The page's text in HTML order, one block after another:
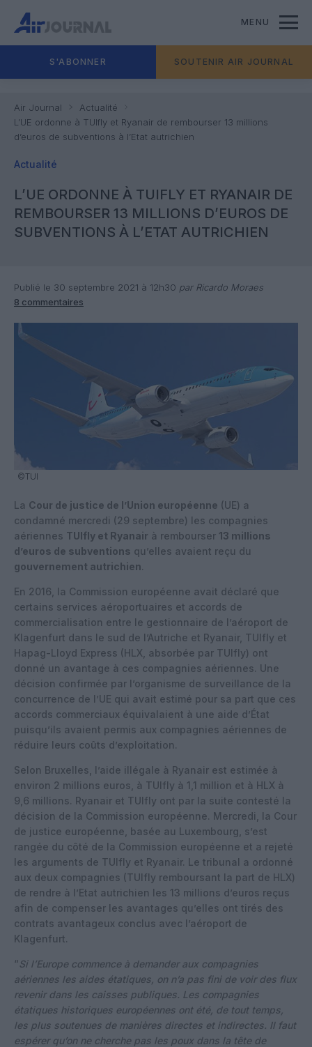
MENU
S'ABONNER SOUTENIR AIR JOURNAL
Air Journal
Actualité
L’UE ordonne à TUIfly et Ryanair de rembourser 13 millions
d’euros de subventions à l’Etat autrichien
Actualité
L’UE ORDONNE À TUIFLY ET RYANAIR DE
REMBOURSER 13 MILLIONS D’EUROS DE
SUBVENTIONS À L’ETAT AUTRICHIEN
Publié le 30 septembre 2021 à 12h30 par Ricardo Moraes
8 commentaires
©TUI
La Cour de justice de l’Union européenne (UE) a
condamné mercredi (29 septembre) les compagnies
aériennes TUIfly et Ryanair à rembourser 13 millions
d’euros de subventions qu’elles avaient reçu du
gouvernement autrichien.
En 2016, la Commission européenne avait déclaré que
certains services aéroportuaires et accords de
commercialisation entre le gestionnaire de l’aéroport de
Klagenfurt dans le sud de l’Autriche et Ryanair, TUIfly et
Hapag-Lloyd Express (HLX, absorbée par TUIfly) ont
donné un avantage à ces compagnies aériennes. Une
décision confirmée par l’organisme de surveillance de la
concurrence de l’UE qui avait estimé pour sa part que ces
accords commerciaux équivalaient à une aide d’État
puisqu’ils avaient permis aux compagnies aériennes de
réduire leurs coûts d’exploitation.
Selon Bruxelles, l’aide illégale à Ryanair est estimée à
environ 2 millions euros, à TUIfly à 1,1 million et à HLX à
9,6 millions. Ryanair et TUIfly ont par la suite contesté la
décision de la Commission européenne. Mercredi, la Cour
de justice européenne, basée au Luxembourg, s’est
rangée du côté de la Commission européenne et a rejeté
les arguments de TUIfly et Ryanair. Le tribunal a ordonné
aux deux compagnies (TUIfly remboursant la part de HLX)
de rendre à l’Etat autrichien les 13 millions d’euros reçus
afin de compenser les avantages qu’elles ont tirés des
contrats avantageux conclus avec l’aéroport de
Klagenfurt.
“Si l’Europe commence à demander aux compagnies
aériennes les aides étatiques, on n’a pas fini de voir des flux
revenir dans les caisses publiques. Les compagnies
étatiques historiques européennes ont été, de tout temps,
les plus soutenues de manières directes et indirectes. Il faut
espérer qu’on ne cherche pas les poux dans la tête de